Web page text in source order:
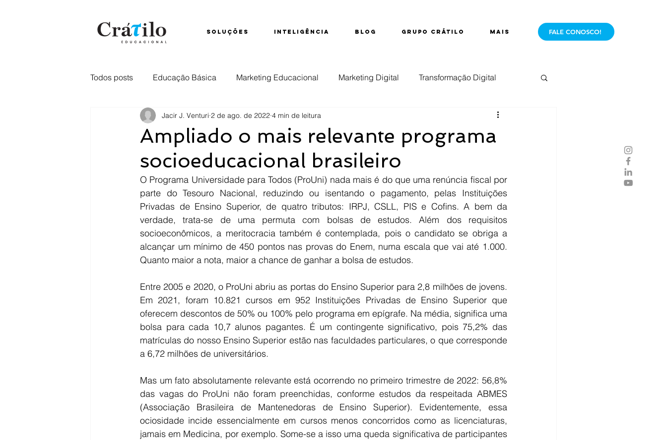
SOLUÇÕES INTELIGÊNCIA BLOG GRUPO CRÁTILO Mais FALE CONOSCO!
Todos posts Educação Básica Marketing Educacional Marketing Digital Transformação Digital
Ensino Híbrido Comunicação Educação Superior Live
Captação retenção Ensino Técnico
Ampliado o mais relevante programa
socioeducacional brasileiro
Jacir J. Venturi 2 de ago. de 2022 4 min de leitura
O Programa Universidade para Todos (ProUni) nada mais é do que uma renúncia fiscal por
parte do Tesouro Nacional, reduzindo ou isentando o pagamento, pelas Instituições
Privadas de Ensino Superior, de quatro tributos: IRPJ, CSLL, PIS e Cofins. A bem da
verdade, trata-se de uma permuta com bolsas de estudos. Além dos requisitos
socioeconômicos, a meritocracia também é contemplada, pois o candidato se obriga a
alcançar um mínimo de 450 pontos nas provas do Enem, numa escala que vai até 1.000.
Quanto maior a nota, maior a chance de ganhar a bolsa de estudos.
Entre 2005 e 2020, o ProUni abriu as portas do Ensino Superior para 2,8 milhões de jovens.
Em 2021, foram 10.821 cursos em 952 Instituições Privadas de Ensino Superior que
oferecem descontos de 50% ou 100% pelo programa em epígrafe. Na média, significa uma
bolsa para cada 10,7 alunos pagantes. É um contingente significativo, pois 75,2% das
matrículas do nosso Ensino Superior estão nas faculdades particulares, o que corresponde
a 6,72 milhões de universitários.
Mas um fato absolutamente relevante está ocorrendo no primeiro trimestre de 2022: 56,8%
das vagas do ProUni não foram preenchidas, conforme estudos da respeitada ABMES
(Associação Brasileira de Mantenedoras de Ensino Superior). Evidentemente, essa
ociosidade incide essencialmente em cursos menos concorridos como as licenciaturas,
jamais em Medicina, por exemplo. Some-se a isso uma queda significativa de participantes